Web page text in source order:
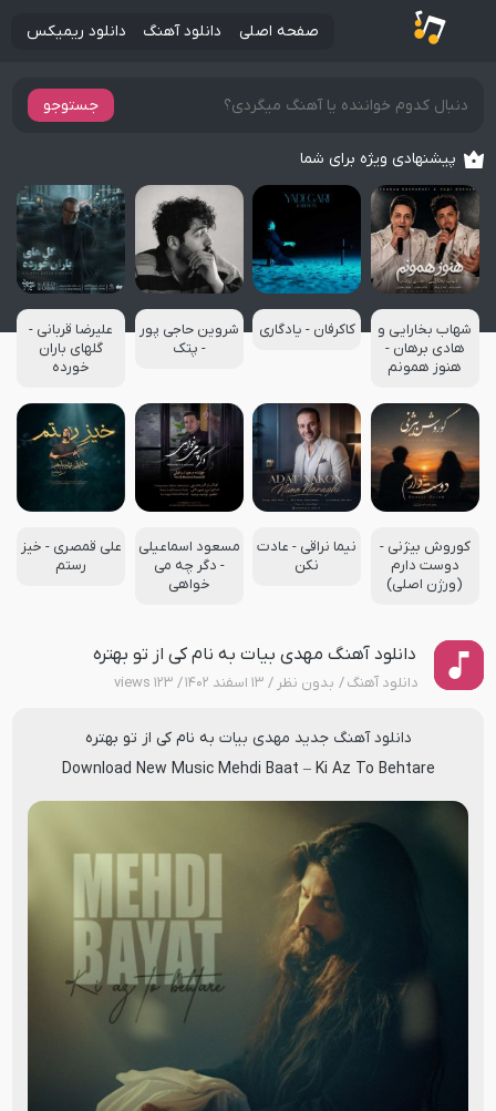
صفحه اصلی دانلود آهنگ دانلود ریمیکس
جستوجو
پیشنهادی ویژه برای شما
شهاب بخارایی و
هادی برهان -
هنوز همونم
کاکرفان - یادگاری
شروین حاجی پور
- پتک
علیرضا قربانی -
گلهای باران
خورده
کوروش بیژنی -
دوست دارم
(ورژن اصلی)
نیما نراقی - عادت
نکن
مسعود اسماعیلی
- دگر چه می
خواهی
علی قمصری - خیز
رستم
دانلود آهنگ مهدی بیات به نام کی از تو بهتره
دانلود آهنگ بدون نظر ۱۳ اسفند ۱۴۰۲ ۱۲۳ views
دانلود آهنگ جدید مهدی بیات به نامکی از تو بهتره
Download New Music Mehdi Baat – Ki Az To Behtare